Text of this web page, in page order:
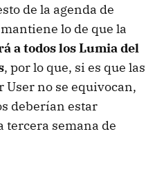
de la agenda de
lo de que la
a todos los Lumia del
, por lo que, si es que las
User no se equivocan,
deberían estar
tercera semana de